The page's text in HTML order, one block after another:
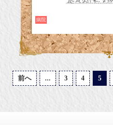
病院
前へ ... 3 4 5